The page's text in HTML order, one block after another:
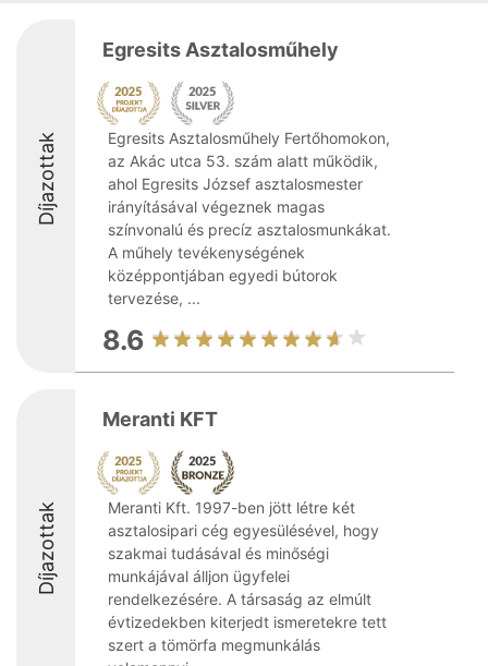
Díjazottak
Egresits Asztalosműhely
Egresits Asztalosműhely Fertőhomokon,
az Akác utca 53. szám alatt működik,
ahol Egresits József asztalosmester
irányításával végeznek magas
színvonalú és precíz asztalosmunkákat.
A műhely tevékenységének
középpontjában egyedi bútorok
tervezése, ...
8.6
Díjazottak
Meranti KFT
Meranti Kft. 1997-ben jött létre két
asztalosipari cég egyesülésével, hogy
szakmai tudásával és minőségi
munkájával álljon ügyfelei
rendelkezésére. A társaság az elmúlt
évtizedekben kiterjedt ismeretekre tett
szert a tömörfa megmunkálás